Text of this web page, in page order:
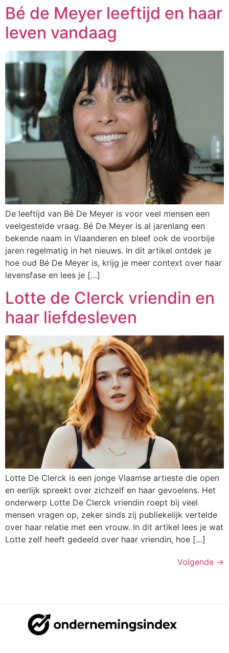
Bé de Meyer leeftijd en haar
leven vandaag
De leeftijd van Bé De Meyer is voor veel mensen een
veelgestelde vraag. Bé De Meyer is al jarenlang een
bekende naam in Vlaanderen en bleef ook de voorbije
jaren regelmatig in het nieuws. In dit artikel ontdek je
hoe oud Bé De Meyer is, krijg je meer context over haar
levensfase en lees je […]
Lotte de Clerck vriendin en
haar liefdesleven
Lotte De Clerck is een jonge Vlaamse artieste die open
en eerlijk spreekt over zichzelf en haar gevoelens. Het
onderwerp Lotte De Clerck vriendin roept bij veel
mensen vragen op, zeker sinds zij publiekelijk vertelde
over haar relatie met een vrouw. In dit artikel lees je wat
Lotte zelf heeft gedeeld over haar vriendin, hoe […]
Volgende →